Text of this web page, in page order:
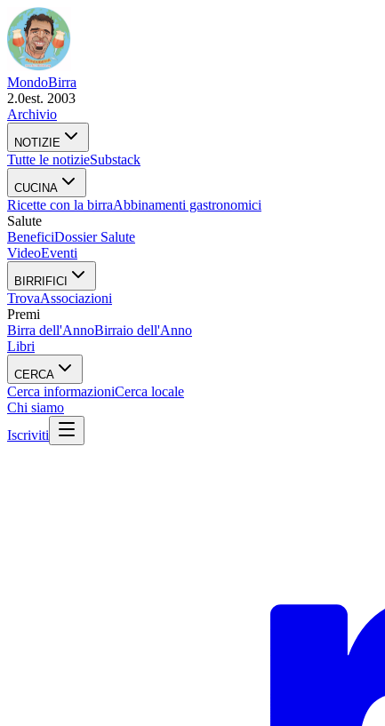
MondoBirra
2.0est. 2003
Archivio
NOTIZIE
Tutte le notizieSubstack
CUCINA
Ricette con la birraAbbinamenti gastronomici
Salute
BeneficiDossier Salute
VideoEventi
BIRRIFICI
TrovaAssociazioni
Premi
Birra dell'AnnoBirraio dell'Anno
Libri
CERCA
Cerca informazioniCerca locale
Chi siamo
Iscriviti